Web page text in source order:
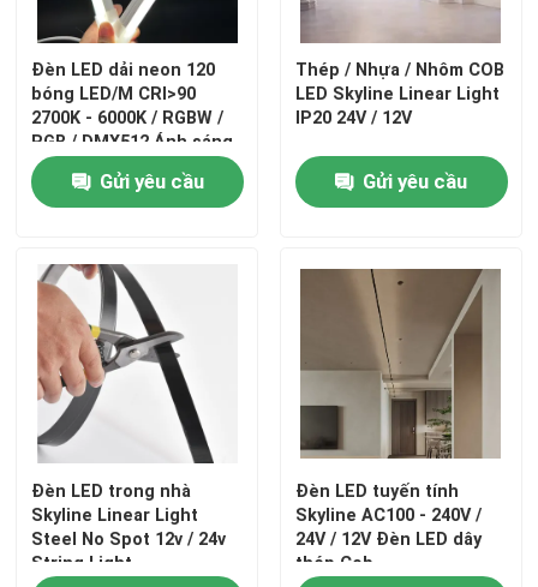
Đèn LED dải neon 120
bóng LED/M CRI>90
2700K - 6000K / RGBW /
RGB / DMX512 Ánh sáng
Gửi yêu cầu
Thép / Nhựa / Nhôm COB
LED Skyline Linear Light
IP20 24V / 12V
Gửi yêu cầu
Đèn LED trong nhà
Skyline Linear Light
Steel No Spot 12v / 24v
String Light
Đèn LED tuyến tính
Skyline AC100 - 240V /
24V / 12V Đèn LED dây
thép Cob